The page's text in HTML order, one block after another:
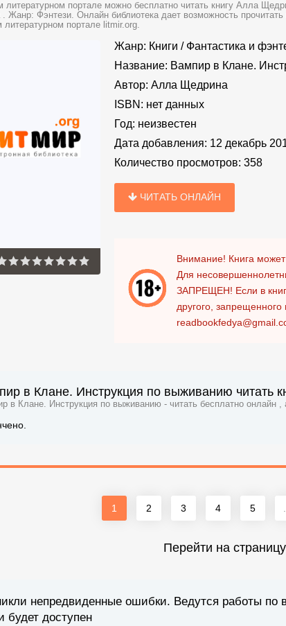
литературном портале можно бесплатно читать книгу Алла
Жанр: Фэнтези. Онлайн библиотека дает возможность
литературном портале litmir.org.
Жанр: Книги / Фантастика и
Название: Вампир в Клане.
Автор: Алла Щедрина
ISBN: нет данных
Год: неизвестен
Дата добавления: 12 декабрь
Количество просмотров: 358
ЧИТАТЬ ОНЛАЙН
Внимание! Книга может
Для
ЗАПРЕЩЕН! Если в
другого, запрещенного
в Клане. Инструкция по выживанию читать
в Клане. Инструкция по выживанию - читать бесплатно онлайн ,
1 2 3 4 5
Перейти на
непредвиденные ошибки. Ведутся работы
будет доступен